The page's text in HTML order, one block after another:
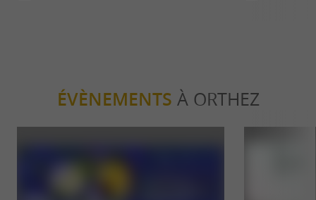
ÉVÈNEMENTS À ORTHEZ